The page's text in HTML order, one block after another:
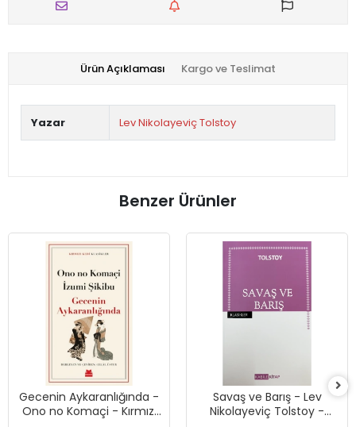
Ürün Açıklaması Kargo ve Teslimat
Yazar Lev Nikolayeviç Tolstoy
Benzer Ürünler
Gecenin Aykaranlığında -
Ono no Komaçi - Kırmızı
Savaş ve Barış - Lev
Nikolayeviç Tolstoy -